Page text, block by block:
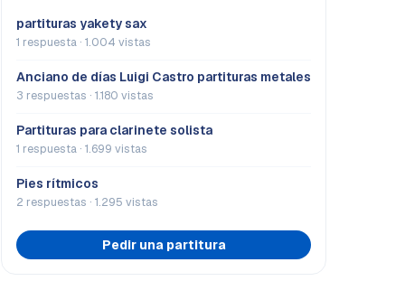
partituras yakety sax
1 respuesta · 1.004 vistas
Anciano de días Luigi Castro partituras metales
3 respuestas · 1.180 vistas
Partituras para clarinete solista
1 respuesta · 1.699 vistas
Pies rítmicos
2 respuestas · 1.295 vistas
Pedir una partitura